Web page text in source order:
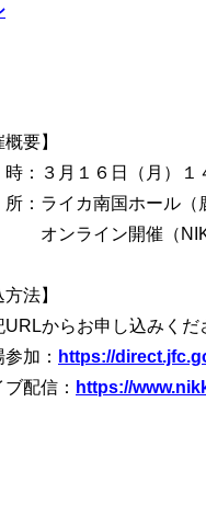
概要】
：３月１６日（月）１
ライカ南国ホール（
ライン開催（
方法】
からお申し込みくだ
加： https://
配信： https://